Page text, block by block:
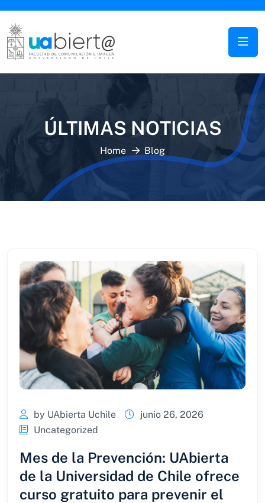
ÚLTIMAS NOTICIAS
Home Blog
by UAbierta Uchile
junio 26, 2026
Uncategorized
Mes de la Prevención: UAbierta
de la Universidad de Chile ofrece
curso gratuito para prevenir el